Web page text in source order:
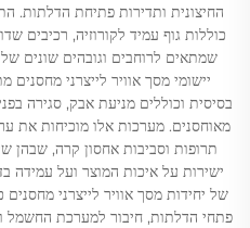
החיצונית ותדירות פתיחת הדלתות.
כוללות גוף עמיד לקורוזיה, רכיבים
שמתאים לרוחבים וגובהים שונים
יישומי מסך אוויר לייצרני
בסיסית וכוללים מניעת אבק, סגירה
מאוחסנים. מערכות אלו מוכיחות את
תרופות וסביבות אחסון קרה, שבהן
ישירות על איכות המוצר ועל עמידה
של יחידות מסך אוויר לייצרני
פתחי הדלתות, חיבור למערכת החשמל